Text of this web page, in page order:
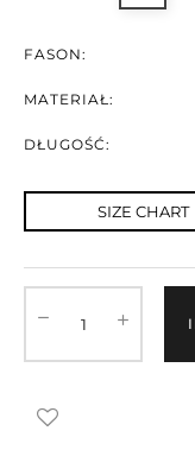
FASON:
MATERIAŁ:
DŁUGOŚĆ:
SIZE CHART